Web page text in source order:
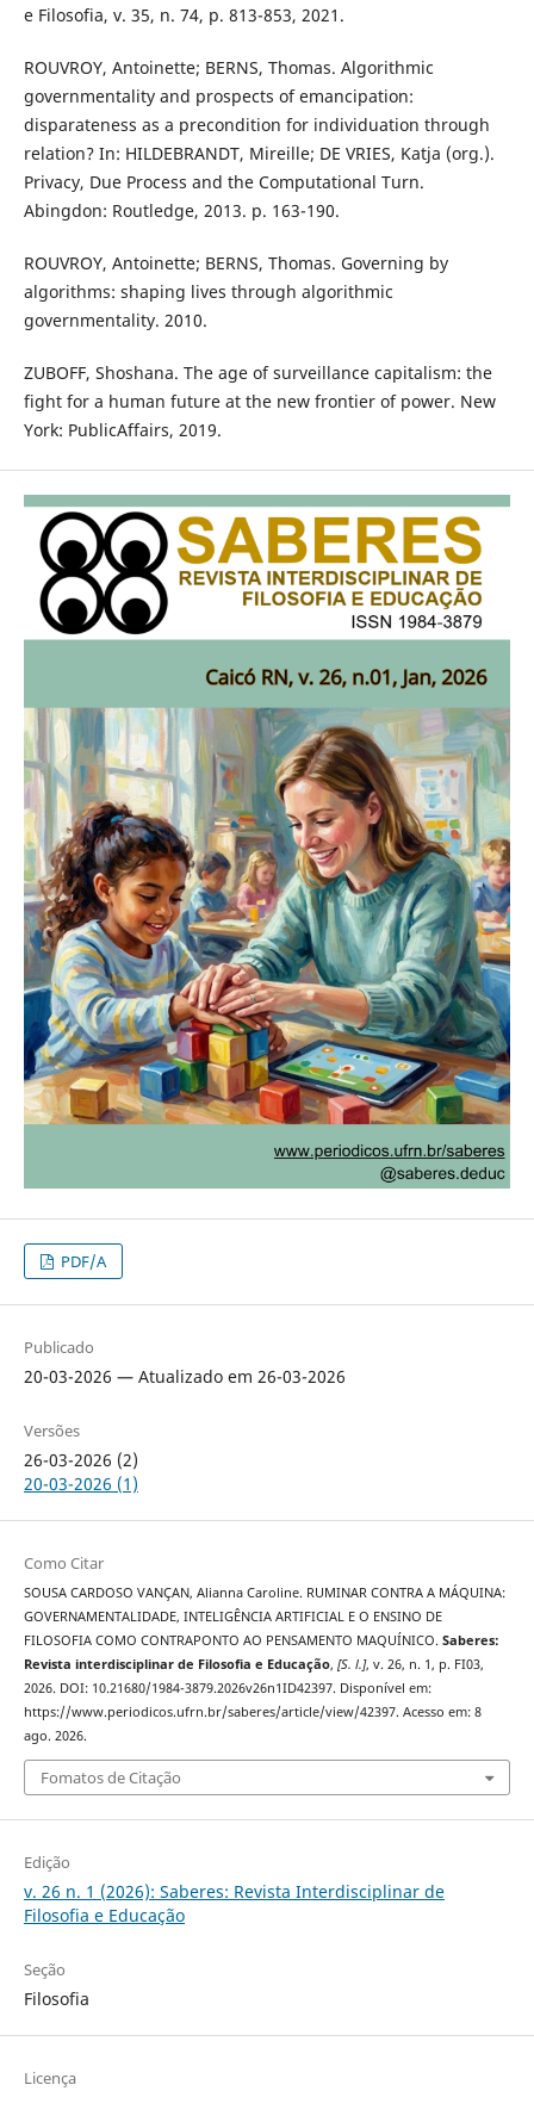
e Filosofia, v. 35, n. 74, p. 813-853, 2021.
ROUVROY, Antoinette; BERNS, Thomas. Algorithmic
governmentality and prospects of emancipation:
disparateness as a precondition for individuation through
relation? In: HILDEBRANDT, Mireille; DE VRIES, Katja (org.).
Privacy, Due Process and the Computational Turn.
Abingdon: Routledge, 2013. p. 163-190.
ROUVROY, Antoinette; BERNS, Thomas. Governing by
algorithms: shaping lives through algorithmic
governmentality. 2010.
ZUBOFF, Shoshana. The age of surveillance capitalism: the
fight for a human future at the new frontier of power. New
York: PublicAffairs, 2019.
PDF/A
Publicado
20-03-2026 — Atualizado em 26-03-2026
Versões
26-03-2026 (2)
20-03-2026 (1)
Como Citar
SOUSA CARDOSO VANÇAN, Alianna Caroline. RUMINAR CONTRA A MÁQUINA:
GOVERNAMENTALIDADE, INTELIGÊNCIA ARTIFICIAL E O ENSINO DE
FILOSOFIA COMO CONTRAPONTO AO PENSAMENTO MAQUÍNICO. Saberes:
Revista interdisciplinar de Filosofia e Educação, [S. l.], v. 26, n. 1, p. FI03,
2026. DOI: 10.21680/1984-3879.2026v26n1ID42397. Disponível em:
https://www.periodicos.ufrn.br/saberes/article/view/42397. Acesso em: 8
ago. 2026.
Fomatos de Citação
Edição
v. 26 n. 1 (2026): Saberes: Revista Interdisciplinar de
Filosofia e Educação
Seção
Filosofia
Licença